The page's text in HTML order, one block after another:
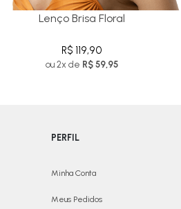
Lenço Brisa Floral
R$ 119,90
ou 2x de R$ 59,95
PERFIL
Minha Conta
Meus Pedidos